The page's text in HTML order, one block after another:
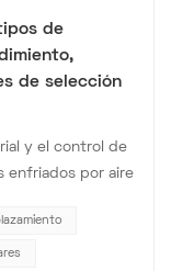
de
de selección
y el control de
enfriados por aire
de condiciones